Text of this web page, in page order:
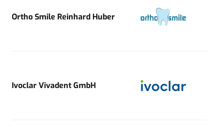
Ortho Smile Reinhard Huber
Ivoclar Vivadent GmbH